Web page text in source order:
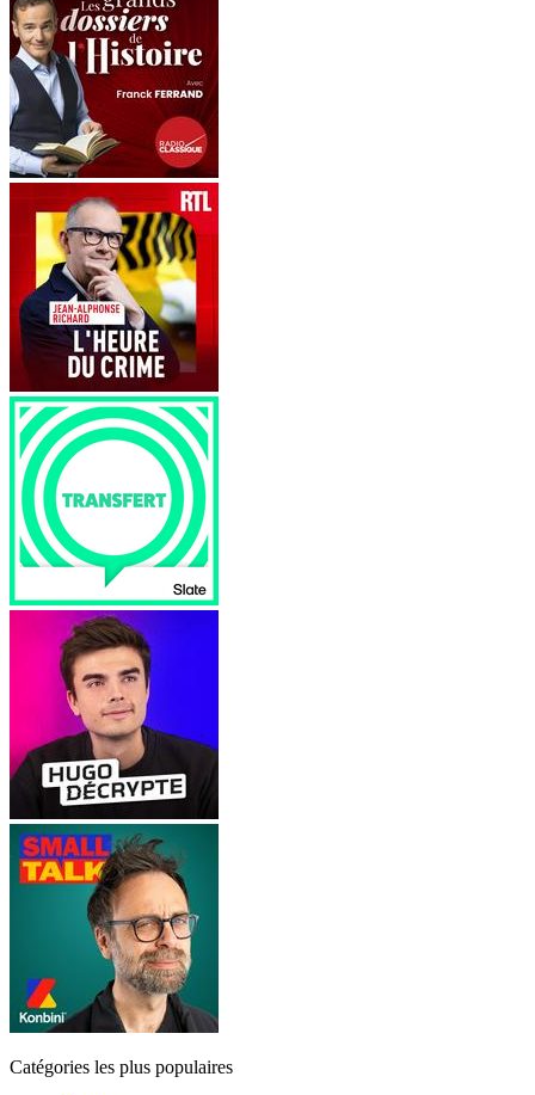
Catégories les plus populaires